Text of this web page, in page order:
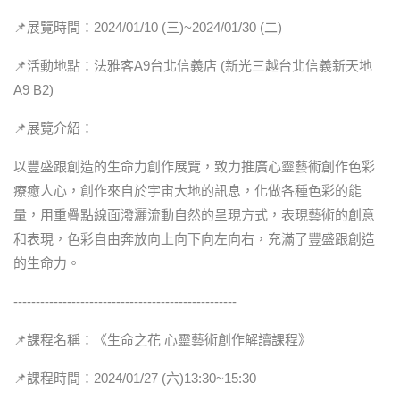
📌展覽時間：2024/01/10 (三)~2024/01/30 (二)
📌活動地點：法雅客A9台北信義店 (新光三越台北信義新天地
A9 B2)
📌展覽介紹：
以豐盛跟創造的生命力創作展覽，致力推廣心靈藝術創作色彩
療癒人心，創作來自於宇宙大地的訊息，化做各種色彩的能
量，用重疊點線面潑灑流動自然的呈現方式，表現藝術的創意
和表現，色彩自由奔放向上向下向左向右，充滿了豐盛跟創造
的生命力。
--------------------------------------------------
📌課程名稱：《生命之花 心靈藝術創作解讀課程》
📌課程時間：2024/01/27 (六)13:30~15:30